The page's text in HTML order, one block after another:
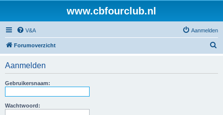
www.cbfourclub.nl
V&A Aanmelden
Forumoverzicht
Aanmelden
Gebruikersnaam:
Wachtwoord: